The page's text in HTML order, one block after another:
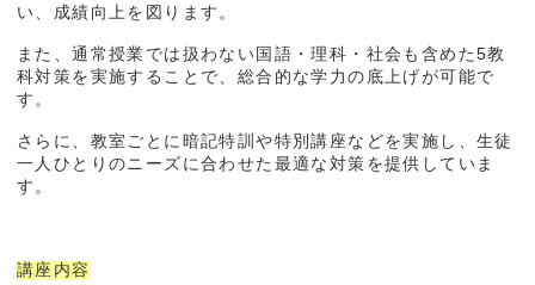
い、成績向上を図ります。
また、通常授業では扱わない国語・理科・社会も含めた5教
科対策を実施することで、総合的な学力の底上げが可能で
す。
さらに、教室ごとに暗記特訓や特別講座などを実施し、生徒
一人ひとりのニーズに合わせた最適な対策を提供していま
す。
講座内容